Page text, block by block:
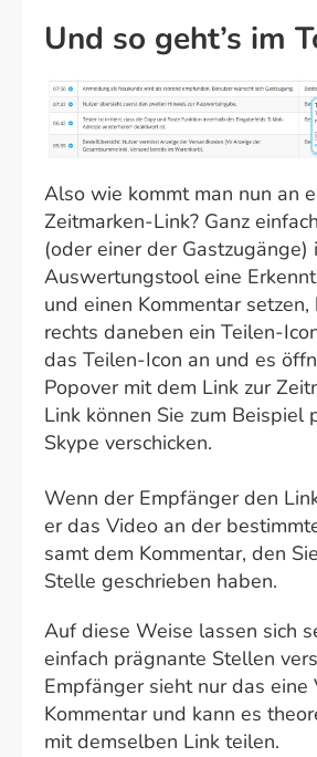
Und so geht’s im
Also wie kommt man nun an
Zeitmarken-Link? Ganz
(oder einer der Gastzugänge)
Auswertungstool eine
und einen Kommentar
rechts daneben ein Teilen-
das Teilen-Icon an und es
Popover mit dem Link zur
Link können Sie zum Beispiel
Skype verschicken.
Wenn der Empfänger den
er das Video an der
samt dem Kommentar, den
Stelle geschrieben haben.
Auf diese Weise lassen sich
einfach prägnante Stellen
Empfänger sieht nur das eine
Kommentar und kann es
mit demselben Link teilen.